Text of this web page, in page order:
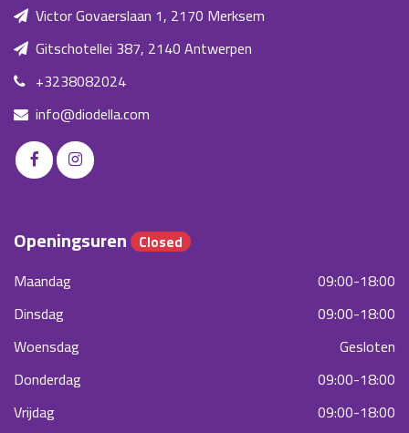
Victor Govaerslaan 1, 2170 Merksem
Gitschotellei 387, 2140 Antwerpen
+3238082024
info@diodella.com
Openingsuren Closed
Maandag
09:00-18:00
Dinsdag
09:00-18:00
Woensdag
Gesloten
Donderdag
09:00-18:00
Vrijdag
09:00-18:00